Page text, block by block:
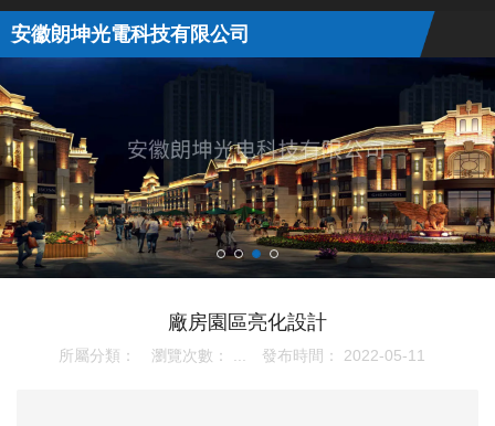
安徽朗坤光電科技有限公司
廠房園區亮化設計
所屬分類： 瀏覽次數： 發布時間： 2022-05-11